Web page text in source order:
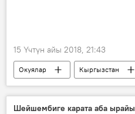
15 Үчтүн айы 2018, 21:43
Окуялар
Кыргызстан
Жаңылыктар
Шейшембиге карата аба ырайы